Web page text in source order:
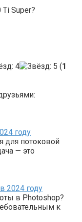
Super?
(1
году
для потоковой
— это
2024 году
в Photoshop?
к